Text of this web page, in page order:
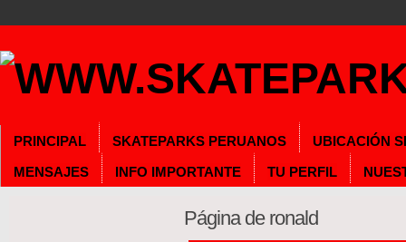
PRINCIPAL SKATEPARKS PERUANOS
UBICACIÓN
MENSAJES
INFO IMPORTANTE TU PERFIL
Página de ronald